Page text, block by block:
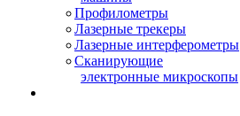
Профилометры
Лазерные трекеры
Лазерные интерферометры
Сканирующие
электронные микроскопы